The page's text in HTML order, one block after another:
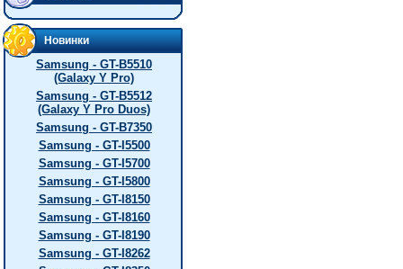
Новинки
Samsung - GT-B5510
(Galaxy Y Pro)
Samsung - GT-B5512
(Galaxy Y Pro Duos)
Samsung - GT-B7350
Samsung - GT-I5500
Samsung - GT-I5700
Samsung - GT-I5800
Samsung - GT-I8150
Samsung - GT-I8160
Samsung - GT-I8190
Samsung - GT-I8262